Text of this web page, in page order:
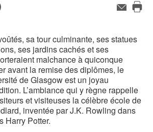
Partager
Adresse
sa tour culminante, ses statues
ses jardins cachés et ses
malchance à quiconque
avant la remise des diplômes, le
de Glasgow est un joyau
L’ambiance qui y règne rappelle
et visiteuses la célèbre école de
inventée par J.K. Rowling dans
Harry Potter.